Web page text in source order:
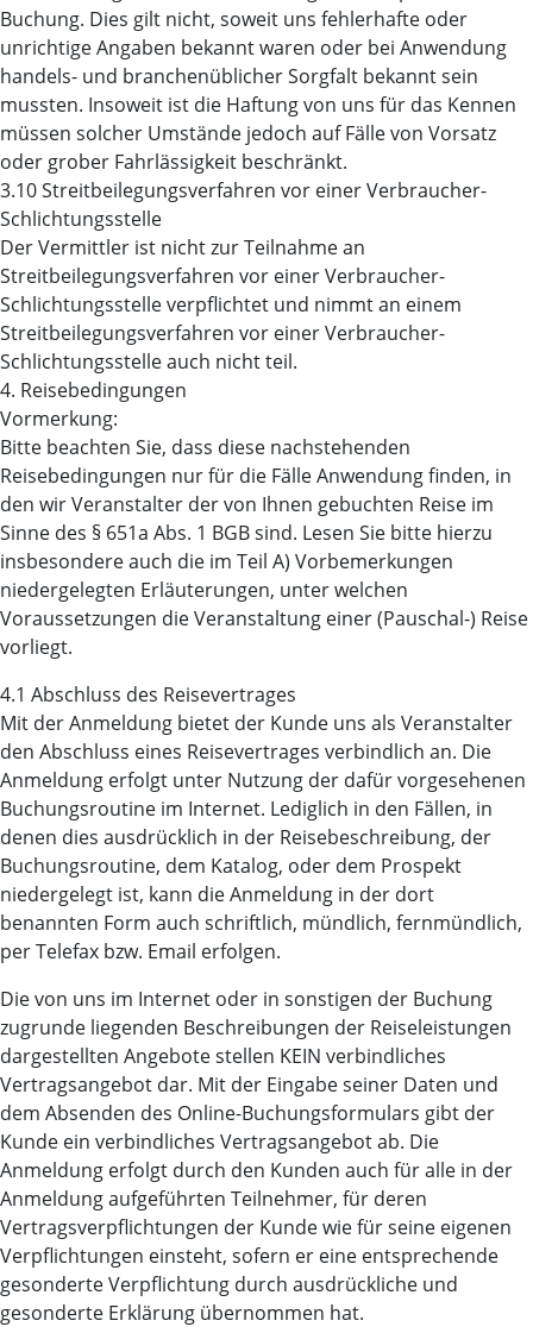
Buchung. Dies gilt nicht, soweit uns fehlerhafte oder
unrichtige Angaben bekannt waren oder bei Anwendung
handels- und branchenüblicher Sorgfalt bekannt sein
mussten. Insoweit ist die Haftung von uns für das Kennen
müssen solcher Umstände jedoch auf Fälle von Vorsatz
oder grober Fahrlässigkeit beschränkt.
3.10 Streitbeilegungsverfahren vor einer Verbraucher-
Schlichtungsstelle
Der Vermittler ist nicht zur Teilnahme an
Streitbeilegungsverfahren vor einer Verbraucher-
Schlichtungsstelle verpflichtet und nimmt an einem
Streitbeilegungsverfahren vor einer Verbraucher-
Schlichtungsstelle auch nicht teil.
4. Reisebedingungen
Vormerkung:
Bitte beachten Sie, dass diese nachstehenden
Reisebedingungen nur für die Fälle Anwendung finden, in
den wir Veranstalter der von Ihnen gebuchten Reise im
Sinne des § 651a Abs. 1 BGB sind. Lesen Sie bitte hierzu
insbesondere auch die im Teil A) Vorbemerkungen
niedergelegten Erläuterungen, unter welchen
Voraussetzungen die Veranstaltung einer (Pauschal-) Reise
vorliegt.
4.1 Abschluss des Reisevertrages
Mit der Anmeldung bietet der Kunde uns als Veranstalter
den Abschluss eines Reisevertrages verbindlich an. Die
Anmeldung erfolgt unter Nutzung der dafür vorgesehenen
Buchungsroutine im Internet. Lediglich in den Fällen, in
denen dies ausdrücklich in der Reisebeschreibung, der
Buchungsroutine, dem Katalog, oder dem Prospekt
niedergelegt ist, kann die Anmeldung in der dort
benannten Form auch schriftlich, mündlich, fernmündlich,
per Telefax bzw. Email erfolgen.
Die von uns im Internet oder in sonstigen der Buchung
zugrunde liegenden Beschreibungen der Reiseleistungen
dargestellten Angebote stellen KEIN verbindliches
Vertragsangebot dar. Mit der Eingabe seiner Daten und
dem Absenden des Online-Buchungsformulars gibt der
Kunde ein verbindliches Vertragsangebot ab. Die
Anmeldung erfolgt durch den Kunden auch für alle in der
Anmeldung aufgeführten Teilnehmer, für deren
Vertragsverpflichtungen der Kunde wie für seine eigenen
Verpflichtungen einsteht, sofern er eine entsprechende
gesonderte Verpflichtung durch ausdrückliche und
gesonderte Erklärung übernommen hat.